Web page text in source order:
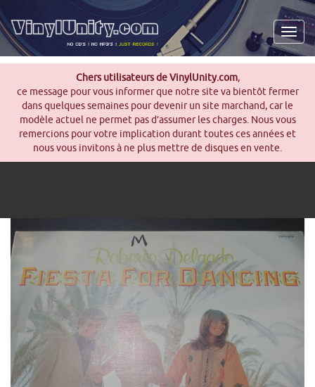
Chers utilisateurs de VinylUnity.com,
ce message pour vous informer que notre site va bientôt fermer
dans quelques semaines pour devenir un site marchand, car le
modèle actuel ne permet pas d’assumer les charges. Nous vous
remercions pour votre implication durant toutes ces années et
nous vous invitons à ne plus mettre de disques en vente.